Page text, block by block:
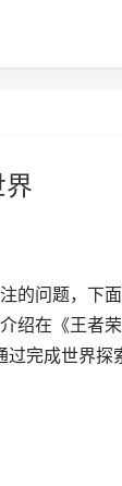
的问题，下
绍在《王者
过完成世界